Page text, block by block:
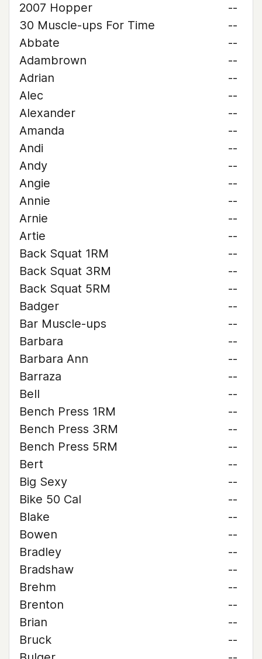
2007 Hopper
--
30 Muscle-ups For Time
--
Abbate
--
Adambrown
--
Adrian
--
Alec
--
Alexander
--
Amanda
--
Andi
--
Andy
--
Angie
--
Annie
--
Arnie
--
Artie
--
Back Squat 1RM
--
Back Squat 3RM
--
Back Squat 5RM
--
Badger
--
Bar Muscle-ups
--
Barbara
--
Barbara Ann
--
Barraza
--
Bell
--
Bench Press 1RM
--
Bench Press 3RM
--
Bench Press 5RM
--
Bert
--
Big Sexy
--
Bike 50 Cal
--
Blake
--
Bowen
--
Bradley
--
Bradshaw
--
Brehm
--
Brenton
--
Brian
--
Bruck
--